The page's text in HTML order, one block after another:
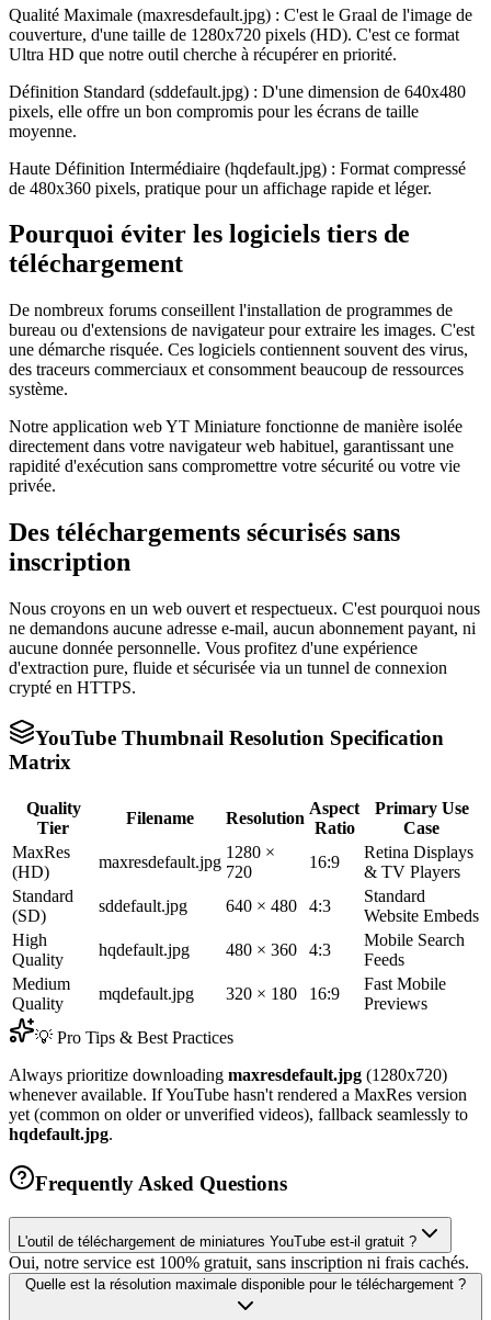
Qualité Maximale (maxresdefault.jpg) : C'est le Graal de l'image de
couverture, d'une taille de 1280x720 pixels (HD). C'est ce format
Ultra HD que notre outil cherche à récupérer en priorité.
Définition Standard (sddefault.jpg) : D'une dimension de 640x480
pixels, elle offre un bon compromis pour les écrans de taille
moyenne.
Haute Définition Intermédiaire (hqdefault.jpg) : Format compressé
de 480x360 pixels, pratique pour un affichage rapide et léger.
Pourquoi éviter les logiciels tiers de
téléchargement
De nombreux forums conseillent l'installation de programmes de
bureau ou d'extensions de navigateur pour extraire les images. C'est
une démarche risquée. Ces logiciels contiennent souvent des virus,
des traceurs commerciaux et consomment beaucoup de ressources
système.
Notre application web YT Miniature fonctionne de manière isolée
directement dans votre navigateur web habituel, garantissant une
rapidité d'exécution sans compromettre votre sécurité ou votre vie
privée.
Des téléchargements sécurisés sans
inscription
Nous croyons en un web ouvert et respectueux. C'est pourquoi nous
ne demandons aucune adresse e-mail, aucun abonnement payant, ni
aucune donnée personnelle. Vous profitez d'une expérience
d'extraction pure, fluide et sécurisée via un tunnel de connexion
crypté en HTTPS.
YouTube Thumbnail Resolution Specification
Matrix
Quality
Tier
Filename Resolution
Aspect
Ratio
Primary Use
Case
MaxRes
(HD)
maxresdefault.jpg
1280 ×
720
16:9
Retina Displays
& TV Players
Standard
(SD)
sddefault.jpg 640 × 480 4:3
Standard
Website Embeds
High
Quality
hqdefault.jpg 480 × 360 4:3
Mobile Search
Feeds
Medium
Quality
mqdefault.jpg 320 × 180 16:9
Fast Mobile
Previews
💡 Pro Tips & Best Practices
Always prioritize downloading maxresdefault.jpg (1280x720)
whenever available. If YouTube hasn't rendered a MaxRes version
yet (common on older or unverified videos), fallback seamlessly to
hqdefault.jpg.
Frequently Asked Questions
L'outil de téléchargement de miniatures YouTube est-il gratuit ?
Oui, notre service est 100% gratuit, sans inscription ni frais cachés.
Quelle est la résolution maximale disponible pour le téléchargement ?